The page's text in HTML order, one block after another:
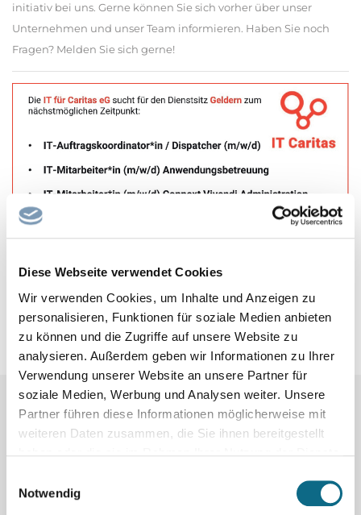
Diese Webseite verwendet Cookies
Wir verwenden Cookies, um Inhalte und Anzeigen zu
personalisieren, Funktionen für soziale Medien anbieten
zu können und die Zugriffe auf unsere Website zu
analysieren. Außerdem geben wir Informationen zu Ihrer
Verwendung unserer Website an unsere Partner für
soziale Medien, Werbung und Analysen weiter. Unsere
Partner führen diese Informationen möglicherweise mit
weiteren Daten zusammen, die Sie ihnen bereitgestellt
Notwendig
initiativ bei uns. Gerne können Sie sich vorher über unser
Unternehmen und unser Team informieren. Haben Sie noch
Fragen? Melden Sie sich gerne!
Mehr Jobs: